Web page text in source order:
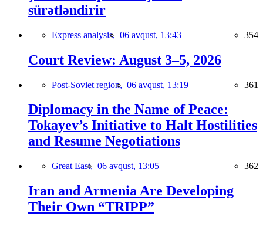
sürətləndirir
Express analysis, 06 avqust, 13:43 354
Court Review: August 3–5, 2026
Post-Soviet region, 06 avqust, 13:19 361
Diplomacy in the Name of Peace:
Tokayev’s Initiative to Halt Hostilities
and Resume Negotiations
Great East, 06 avqust, 13:05 362
Iran and Armenia Are Developing
Their Own “TRIPP”